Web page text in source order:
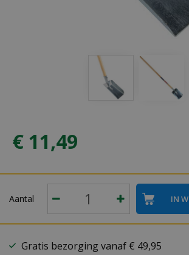
€ 11,49
Aantal
Gratis bezorging vanaf € 49,95